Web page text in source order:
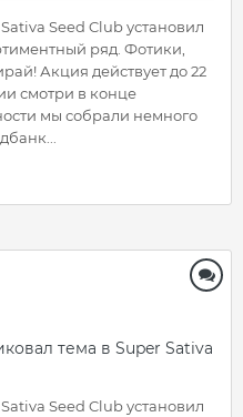
Seed Club установил
ряд. Фотики,
Акция действует до 22
смотри в конце
мы собрали немного
тема в Super Sativa
Seed Club установил